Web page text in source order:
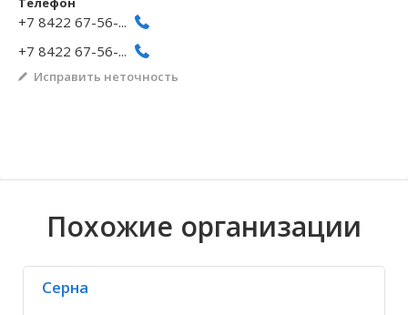
Волгоградская область
Кировоградская область
Восточно-Казахстанская область
Архангельское
+7 8422 67-56-...
+7 8422 67-56-...
Исправить неточность
Похожие организации
Серна